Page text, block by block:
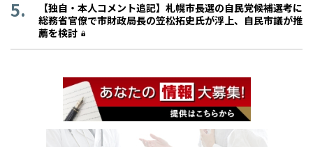
【独自・本人コメント追記】札幌市長選の自民党候補選考に
総務省官僚で市財政局長の笠松拓史氏が浮上、自民市議が推
薦を検討